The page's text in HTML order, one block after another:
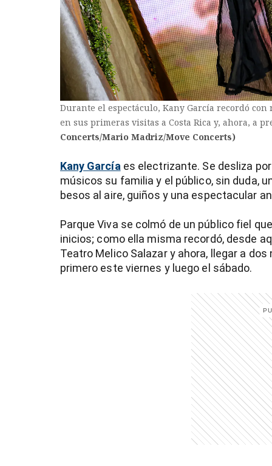
Durante el espectáculo, Kany García recordó
en sus primeras visitas a Costa Rica y, ahora, a
Concerts/Mario Madriz/Move Concerts)
Kany García es electrizante. Se desliza
músicos su familia y el público, sin duda,
besos al aire, guiños y una espectacular
Parque Viva se colmó de un público fiel
inicios; como ella misma recordó, desde
Teatro Melico Salazar y ahora, llegar a
primero este viernes y luego el sábado.